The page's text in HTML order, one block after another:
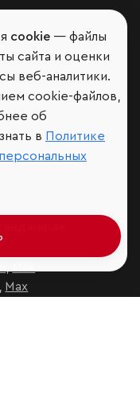
Max
cookie — файлы
сайта и оценки
веб-аналитики.
cookie-файлов,
об
в Политике